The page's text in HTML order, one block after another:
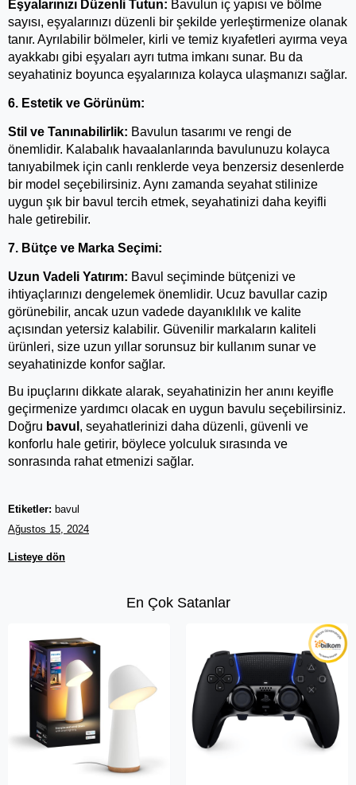
Eşyalarınızı Düzenli Tutun: Bavulun iç yapısı ve bölme
sayısı, eşyalarınızı düzenli bir şekilde yerleştirmenize olanak
tanır. Ayrılabilir bölmeler, kirli ve temiz kıyafetleri ayırma veya
ayakkabı gibi eşyaları ayrı tutma imkanı sunar. Bu da
seyahatiniz boyunca eşyalarınıza kolayca ulaşmanızı sağlar.
6. Estetik ve Görünüm:
Stil ve Tanınabilirlik: Bavulun tasarımı ve rengi de
önemlidir. Kalabalık havaalanlarında bavulunuzu kolayca
tanıyabilmek için canlı renklerde veya benzersiz desenlerde
bir model seçebilirsiniz. Aynı zamanda seyahat stilinize
uygun şık bir bavul tercih etmek, seyahatinizi daha keyifli
hale getirebilir.
7. Bütçe ve Marka Seçimi:
Uzun Vadeli Yatırım: Bavul seçiminde bütçenizi ve
ihtiyaçlarınızı dengelemek önemlidir. Ucuz bavullar cazip
görünebilir, ancak uzun vadede dayanıklılık ve kalite
açısından yetersiz kalabilir. Güvenilir markaların kaliteli
ürünleri, size uzun yıllar sorunsuz bir kullanım sunar ve
seyahatinizde konfor sağlar.
Bu ipuçlarını dikkate alarak, seyahatinizin her anını keyifle
geçirmenize yardımcı olacak en uygun bavulu seçebilirsiniz.
Doğru bavul , seyahatlerinizi daha düzenli, güvenli ve
konforlu hale getirir, böylece yolculuk sırasında ve
sonrasında rahat etmenizi sağlar.
Etiketler: bavul
Ağustos 15, 2024
Listeye dön
En Çok Satanlar